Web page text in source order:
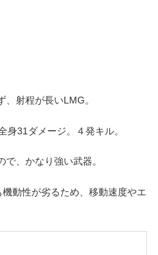
射程が長いLMG。
身31ダメージ。４発キル。
、かなり強い武器。
動性が劣るため、移動速度やエ